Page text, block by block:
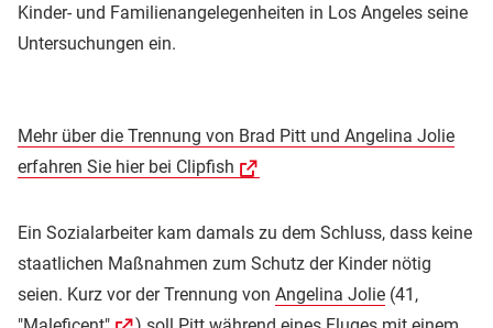
Kinder- und Familienangelegenheiten in Los Angeles seine
Untersuchungen ein.
Mehr über die Trennung von Brad Pitt und Angelina Jolie
erfahren Sie hier bei Clipfish
Ein Sozialarbeiter kam damals zu dem Schluss, dass keine
staatlichen Maßnahmen zum Schutz der Kinder nötig
seien. Kurz vor der Trennung von Angelina Jolie (41,